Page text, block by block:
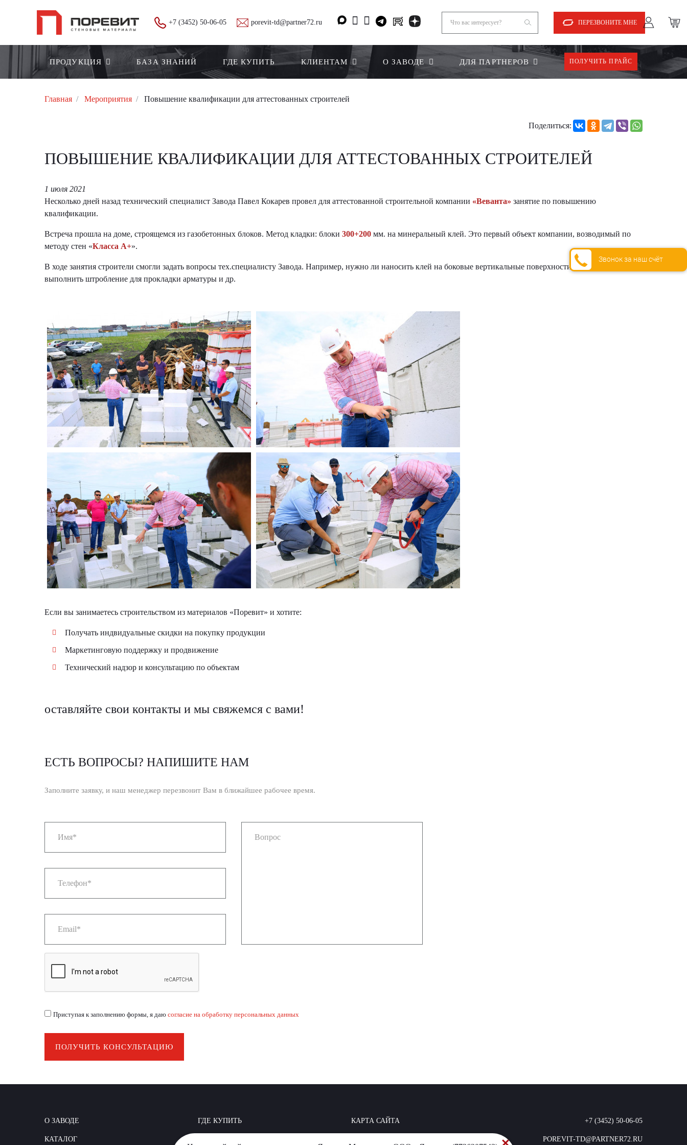
+7 (3452) 50-06-05 porevit-td@partner72.ru ПЕРЕЗВОНИТЕ МНЕ
ПРОДУКЦИЯ БАЗА ЗНАНИЙ ГДЕ КУПИТЬ КЛИЕНТАМ О ЗАВОДЕ ДЛЯ ПАРТНЕРОВ ПОЛУЧИТЬ ПРАЙС
Главная Мероприятия Повышение квалификации для аттестованных строителей
Поделиться:
ПОВЫШЕНИЕ КВАЛИФИКАЦИИ ДЛЯ АТТЕСТОВАННЫХ СТРОИТЕЛЕЙ
1 июля 2021
Несколько дней назад технический специалист Завода Павел Кокарев провел для аттестованной строительной компании «Веванта» занятие по повышению
квалификации.
Встреча прошла на доме, строящемся из газобетонных блоков. Метод кладки: блоки 300+200 мм. на минеральный клей. Это первый объект компании, возводимый по
методу стен «Класса А+».
В ходе занятия строители смогли задать вопросы тех.специалисту Завода. Например, нужно ли наносить клей на боковые вертикальные поверхности блоков; как
выполнить штробление для прокладки арматуры и др.
Если вы занимаетесь строительством из материалов «Поревит» и хотите:
Получать индвидуальные скидки на покупку продукции
Маркетинговую поддержку и продвижение
Технический надзор и консультацию по объектам
оставляйте свои контакты и мы свяжемся с вами!
ЕСТЬ ВОПРОСЫ? НАПИШИТЕ НАМ
Заполните заявку, и наш менеджер перезвонит Вам в ближайшее рабочее время.
Приступая к заполнению формы, я даю согласие на обработку персональных данных
ПОЛУЧИТЬ КОНСУЛЬТАЦИЮ
О ЗАВОДЕ
КАТАЛОГ
ГДЕ КУПИТЬ КАРТА САЙТА +7 (3452) 50-06-05
POREVIT-TD@PARTNER72.RU
Звонок за наш счёт